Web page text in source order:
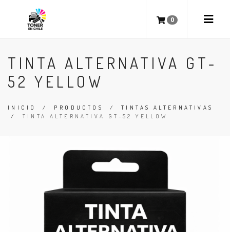
0
TINTA ALTERNATIVA GT-
52 YELLOW
INICIO / PRODUCTOS /TINTAS ALTERNATIVAS
/ TINTA ALTERNATIVA GT-52 YELLOW